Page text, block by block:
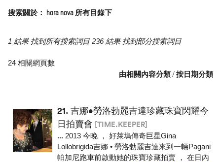
搜索關於： hora nova 所有目錄下
1 結果 找到所有搜索詞目 236 結果 找到部分搜索詞目
24 相關網頁數
由相關內容分類/按日期分類
21. 吉娜•勞洛勃麗吉達珍藏珠寶閃耀今
日拍賣會 [TIME.KEEPER]
... 2013 今晚 ， 好萊塢傳奇巨星Gina
Lollobrigida吉娜 • 勞洛勃麗吉達來到一輛Pagani
帕加尼跑車前啟動她的珠寶珍藏拍賣 ， 在日內